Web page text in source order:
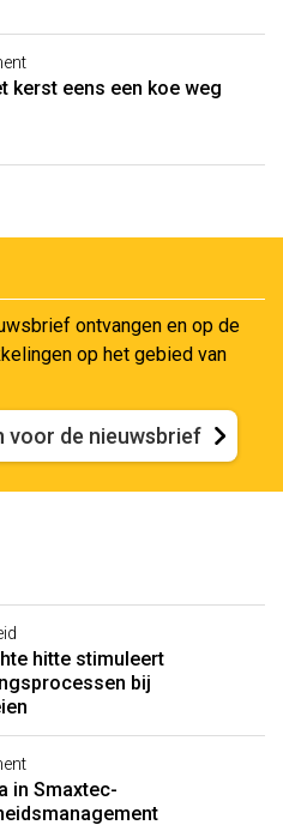
kerst eens een koe weg
ontvangen en op de
op het gebied van
voor de nieuwsbrief
hitte stimuleert
bij
in Smaxtec-